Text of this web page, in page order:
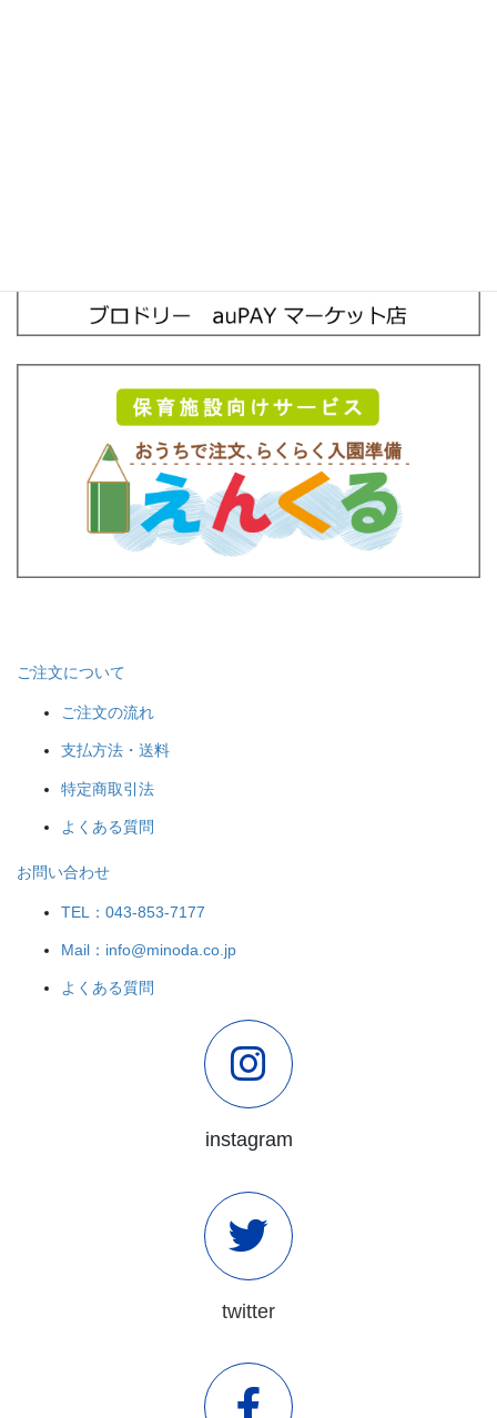
ご注文について
ご注文の流れ
支払方法・送料
特定商取引法
よくある質問
お問い合わせ
TEL：043-853-7177
Mail：info@minoda.co.jp
よくある質問
instagram
twitter